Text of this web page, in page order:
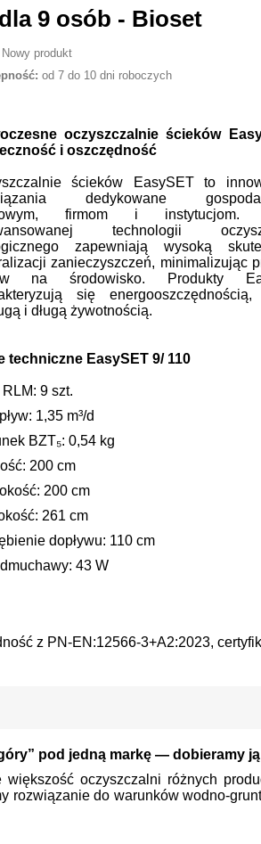
9 osób - Bioset
Nowy produkt
od 7 do 10 dni roboczych
oczyszczalnie ścieków
i oszczędność
ścieków EasySET to
dedykowane
firmom i instytucjom.
technologii
zapewniają wysoką
zanieczyszczeń, minimalizując
na środowisko. Produkty
się energooszczędnością,
i długą żywotnością.
techniczne EasySET 9/ 110
RLM: 9 szt.
1,35 m³/d
BZT₅: 0,54 kg
200 cm
200 cm
261 cm
dopływu: 110 cm
43 W
z PN-EN:12566-3+A2:2023,
pod jedną markę — dobieramy
oczyszczalni różnych
rozwiązanie do warunków wodno-